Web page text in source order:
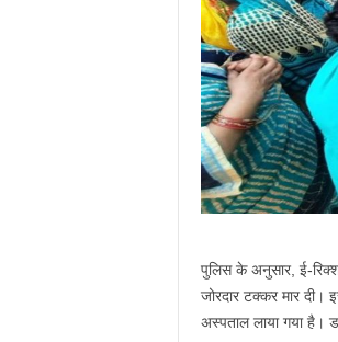
पुलिस के अनुसार, ई-
जोरदार टक्कर मार दी।
अस्पताल लाया गया है।